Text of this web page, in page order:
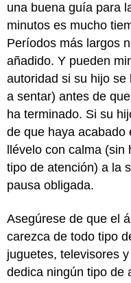
una buena guía para
minutos es mucho
Períodos más largos
añadido. Y pueden
autoridad si su hijo
a sentar) antes de
ha terminado. Si su
de que haya acabado
llévelo con calma
tipo de atención) a la
pausa obligada.
Asegúrese de que el
carezca de todo tipo
juguetes, televisores
dedica ningún tipo de